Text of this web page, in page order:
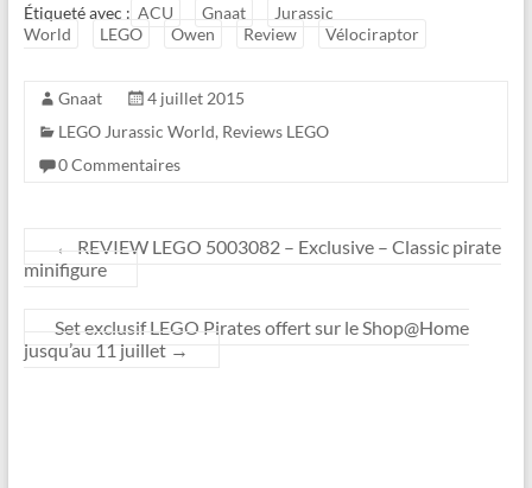
Étiqueté avec : ACU Gnaat
Jurassic
World
LEGO Owen Review Vélociraptor
Gnaat
4 juillet 2015
LEGO Jurassic World, Reviews LEGO
0 Commentaires
←
REVIEW LEGO 5003082 – Exclusive – Classic pirate
minifigure
Set exclusif LEGO Pirates offert sur le Shop@Home
jusqu’au 11 juillet →